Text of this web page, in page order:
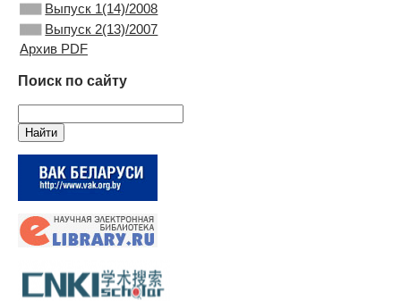
Выпуск 1(14)/2008
Выпуск 2(13)/2007
Архив PDF
Поиск по сайту